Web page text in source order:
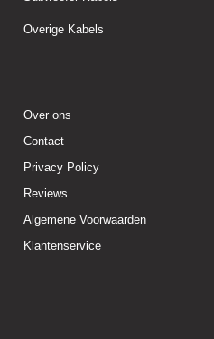
Overige Kabels
Over ons
Contact
Privacy Policy
Reviews
Algemene Voorwaarden
Klantenservice